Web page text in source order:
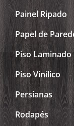
Painel Ripado
Papel de
Piso Laminado
Piso Vinílico
Persianas
Rodapés